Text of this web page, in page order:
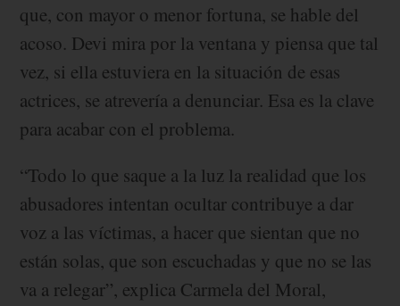
que, con mayor o menor fortuna, se hable del
acoso. Devi mira por la ventana y piensa que tal
vez, si ella estuviera en la situación de esas
actrices, se atrevería a denunciar. Esa es la clave
para acabar con el problema.
“Todo lo que saque a la luz la realidad que los
abusadores intentan ocultar contribuye a dar
voz a las víctimas, a hacer que sientan que no
están solas, que son escuchadas y que no se las
va a relegar”, explica Carmela del Moral,